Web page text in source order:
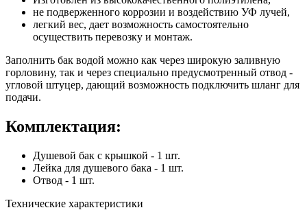
не подверженного коррозии и воздействию УФ лучей,
легкий вес, дает возможность самостоятельно
осуществить перевозку и монтаж.
Заполнить бак водой можно как через широкую заливную
горловину, так и через специально предусмотренный отвод -
угловой штуцер, дающий возможность подключить шланг для
подачи.
Комплектация:
Душевой бак с крышкой - 1 шт.
Лейка для душевого бака - 1 шт.
Отвод - 1 шт.
Технические характеристики